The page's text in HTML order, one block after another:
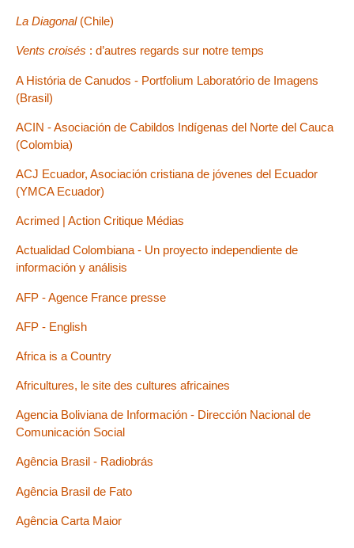
La Diagonal(Chile)
Vents croisés : d’autres regards sur notre temps
A História de Canudos - Portfolium Laboratório de Imagens
(Brasil)
ACIN - Asociación de Cabildos Indígenas del Norte del Cauca
(Colombia)
ACJ Ecuador, Asociación cristiana de jóvenes del Ecuador
(YMCA Ecuador)
Acrimed | Action Critique Médias
Actualidad Colombiana - Un proyecto independiente de
información y análisis
AFP - Agence France presse
AFP - English
Africa is a Country
Africultures, le site des cultures africaines
Agencia Boliviana de Información - Dirección Nacional de
Comunicación Social
Agência Brasil - Radiobrás
Agência Brasil de Fato
Agência Carta Maior